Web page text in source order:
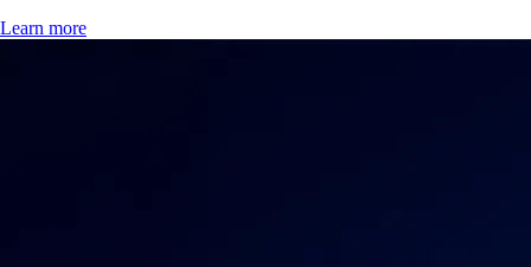
Learn more